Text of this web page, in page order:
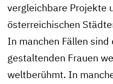
vergleichbare Projekte
österreichischen
In manchen Fällen
gestaltenden Frauen
weltberühmt. In